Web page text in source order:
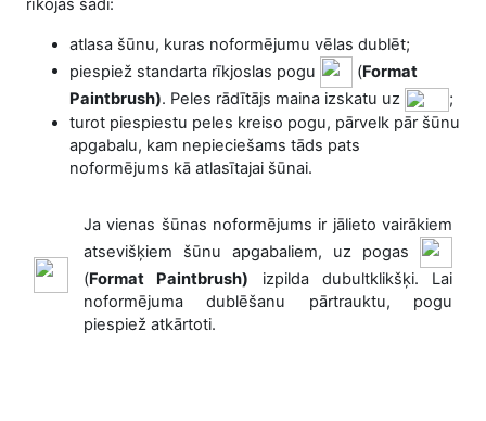
rīkojas šādi:
atlasa šūnu, kuras noformējumu vēlas dublēt;
piespiež standarta rīkjoslas pogu (Format
Paintbrush). Peles rādītājs maina izskatu uz
;
turot piespiestu peles kreiso pogu, pārvelk pār šūnu
apgabalu, kam nepieciešams tāds pats
noformējums kā atlasītajai šūnai.
Ja vienas šūnas noformējums ir jālieto vairākiem
atsevišķiem šūnu apgabaliem, uz pogas
(Format Paintbrush) izpilda dubultklikšķi. Lai
noformējuma dublēšanu pārtrauktu, pogu
piespiež atkārtoti.